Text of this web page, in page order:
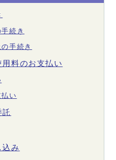
続き
手続き
料のお支払い
い
込み